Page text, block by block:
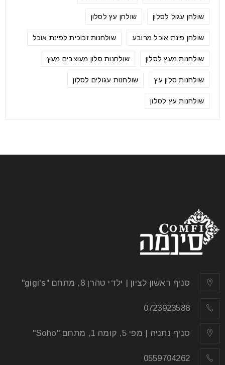
שולחן עגול לסלון שולחן עץ לסלון
שולחן פינת אוכל מרובע שולחנות זכוכית לפינת אוכל
שולחנות מעץ לסלון שולחנות סלון מעוצבים מעץ
שולחנות סלון עץ שולחנות עגולים לסלון
שולחנות עץ לסלון
סניף ראשון לציון | ילדי טהרן 8, מתחם "gigi's"
0723923588
סניף נתניה | מפי 5, קומה 1, מתחם "Soho"
0559704262